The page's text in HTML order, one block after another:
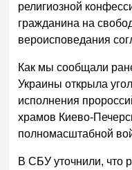
религиозной
гражданина на
вероисповедания
Как мы сообщали
Украины открыла
исполнения
храмов Киево-
полномасштабной
В СБУ уточнили, что